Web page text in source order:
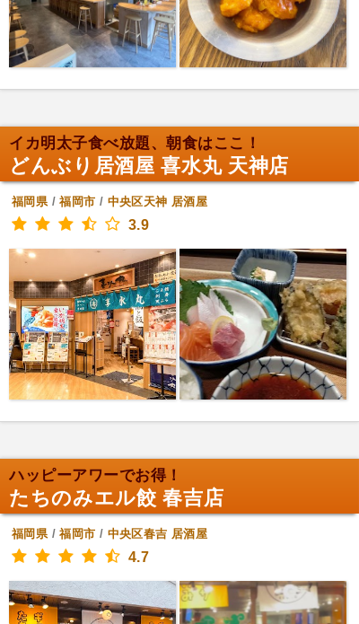
イカ明太子食べ放題、朝食はここ！
どんぶり居酒屋 喜水丸 天神店
福岡県/福岡市 / 中央区天神 居酒屋
3.9
ハッピーアワーでお得！
たちのみエル餃 春吉店
福岡県/福岡市 / 中央区春吉 居酒屋
4.7